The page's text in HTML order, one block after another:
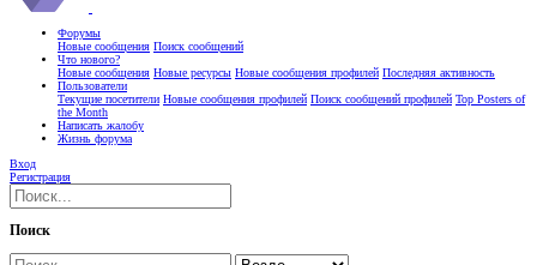
Форумы
Новые сообщения Поиск сообщений
Что нового?
Новые сообщения Новые ресурсы Новые сообщения профилей Последняя активность
Пользователи
Текущие посетители Новые сообщения профилей Поиск сообщений профилей Top Posters of
the Month
Написать жалобу
Жизнь форума
Вход
Регистрация
Поиск